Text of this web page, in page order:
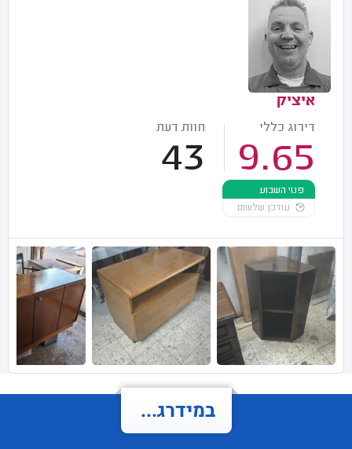
איציק
דירוג כללי
9.65
חוות דעת
43
פנוי השבוע
עודכן שלשום
במידרג...